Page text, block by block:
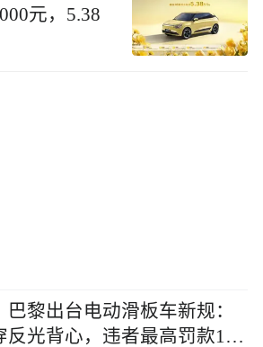
元，5.38
巴黎出台电动滑板车新规：
反光背心，违者最高罚款170